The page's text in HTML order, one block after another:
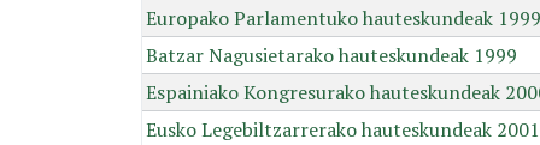
Europako Parlamentuko hauteskundeak 1999
Batzar Nagusietarako hauteskundeak 1999
Espainiako Kongresurako hauteskundeak
Eusko Legebiltzarrerako hauteskundeak 2001